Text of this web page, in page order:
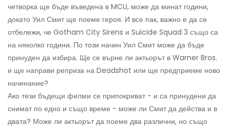
четворка ще бъде въведена в MCU, може да минат години,
докато Уил Смит ще поеме героя. И все пак, важно е да се
отбележи, че Gotham City Sirens и Suicide Squad 3 също са
на няколко години. По този начин Уил Смит може да бъде
принуден да избира. Ще се върне ли актьорът в Warner Bros.
и ще направи реприза на Deadshot или ще предприеме ново
начинание?
Ако тези бъдещи филми се припокриват - и са принудени да
снимат по едно и също време - може ли Смит да действа и в
двата? Може ли актьорът да поеме два различни, но също